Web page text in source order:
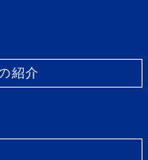
紹介